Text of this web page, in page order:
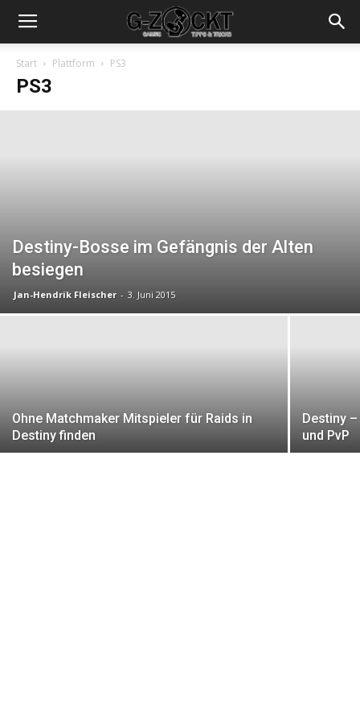
Start Plattform PS3
PS3
Destiny-Bosse im Gefängnis der Alten
besiegen
Jan-Hendrik Fleischer - 3. Juni 2015
Ohne Matchmaker Mitspieler für Raids in
Destiny finden
Destiny
und PvP